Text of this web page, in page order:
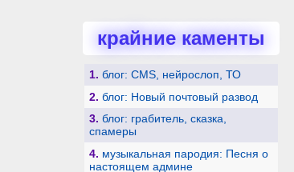
крайние каменты
1. блог: CMS, нейрослоп, ТО
2. блог: Новый почтовый развод
3. блог: грабитель, сказка,
спамеры
4. музыкальная пародия: Песня о
настоящем админе